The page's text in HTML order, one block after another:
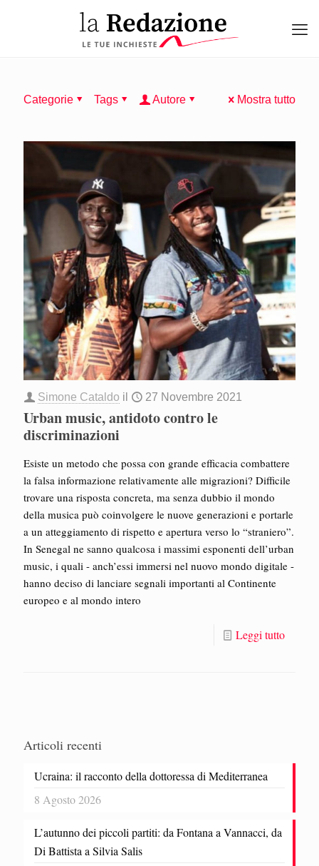
Categorie Tags Autore Mostra tutto
Simone Cataldo il 27 Novembre 2021
Urban music, antidoto contro le
discriminazioni
Esiste un metodo che possa con grande efficacia combattere
la falsa informazione relativamente alle migrazioni? Difficile
trovare una risposta concreta, ma senza dubbio il mondo
della musica può coinvolgere le nuove generazioni e portarle
a un atteggiamento di rispetto e apertura verso lo “straniero”.
In Senegal ne sanno qualcosa i massimi esponenti dell’urban
music, i quali - anch’essi immersi nel nuovo mondo digitale -
hanno deciso di lanciare segnali importanti al Continente
europeo e al mondo intero
Leggi tutto
Articoli recenti
Ucraina: il racconto della dottoressa di Mediterranea
8 Agosto 2026
L’autunno dei piccoli partiti: da Fontana a Vannacci, da
Di Battista a Silvia Salis